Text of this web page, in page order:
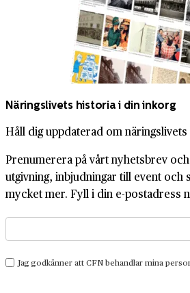
Näringslivets historia i din inkorg
Håll dig uppdaterad om
Prenumerera på vårt nyhetsbrev
utgivning, inbjudningar till event och
mycket mer. Fyll i din e-postadress